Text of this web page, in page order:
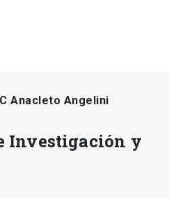
Anacleto Angelini
Investigación y